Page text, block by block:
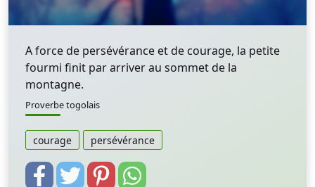
A force de persévérance et de courage, la petite
fourmi finit par arriver au sommet de la
montagne.
Proverbe togolais
courage persévérance